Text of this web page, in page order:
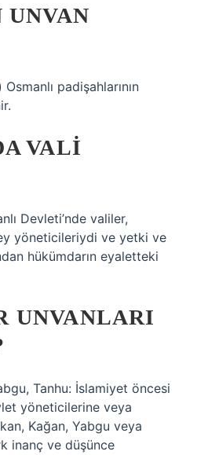
padişahlarının
VALI
Devleti’nde valiler,
yöneticileriydi ve yetki ve
hükümdarın eyaletteki
UNVANLARI
Tanhu: İslamiyet öncesi
yöneticilerine veya
Kağan, Yabgu veya
inanç ve düşünce